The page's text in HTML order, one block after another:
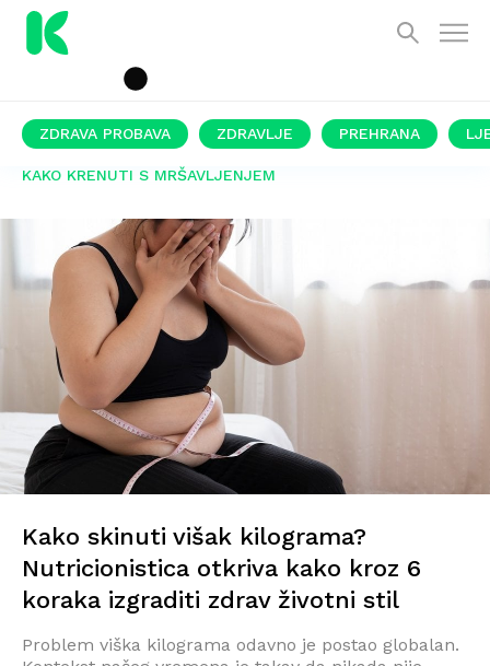
ZDRAVA PROBAVA ZDRAVLJE PREHRANA
KAKO KRENUTI S MRŠAVLJENJEM
Kako skinuti višak kilograma?
Nutricionistica otkriva kako kroz 6
koraka izgraditi zdrav životni stil
Problem viška kilograma odavno je postao globalan.